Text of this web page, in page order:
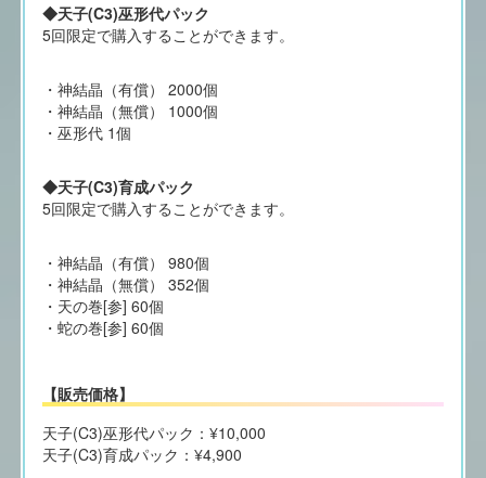
◆天子(C3)巫形代パック
5回限定で購入することができます。
・神結晶（有償） 2000個
・神結晶（無償） 1000個
・巫形代 1個
◆天子(C3)育成パック
5回限定で購入することができます。
・神結晶（有償） 980個
・神結晶（無償） 352個
・天の巻[参] 60個
・蛇の巻[参] 60個
【販売価格】
天子(C3)巫形代パック：¥10,000
天子(C3)育成パック：¥4,900